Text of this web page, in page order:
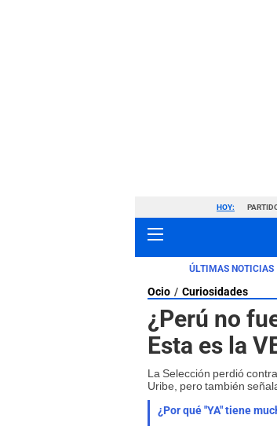
HOY:
ÚLTIMAS NOTICIAS
Ocio Curiosidades
¿Perú no
Esta es la
La Selección perdió
Uribe, pero también
¿Por qué "YA" tiene